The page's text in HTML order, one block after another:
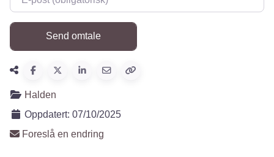
Halden
Oppdatert: 07/10/2025
Foreslå en endring